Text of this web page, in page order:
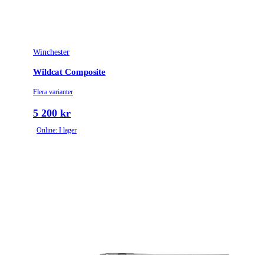
Winchester
Wildcat Composite
Flera varianter
5 200 kr
Online: I lager